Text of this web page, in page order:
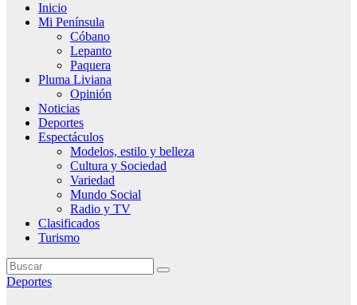
Inicio
Mi Península
Cóbano
Lepanto
Paquera
Pluma Liviana
Opinión
Noticias
Deportes
Espectáculos
Modelos, estilo y belleza
Cultura y Sociedad
Variedad
Mundo Social
Radio y TV
Clasificados
Turismo
Deportes